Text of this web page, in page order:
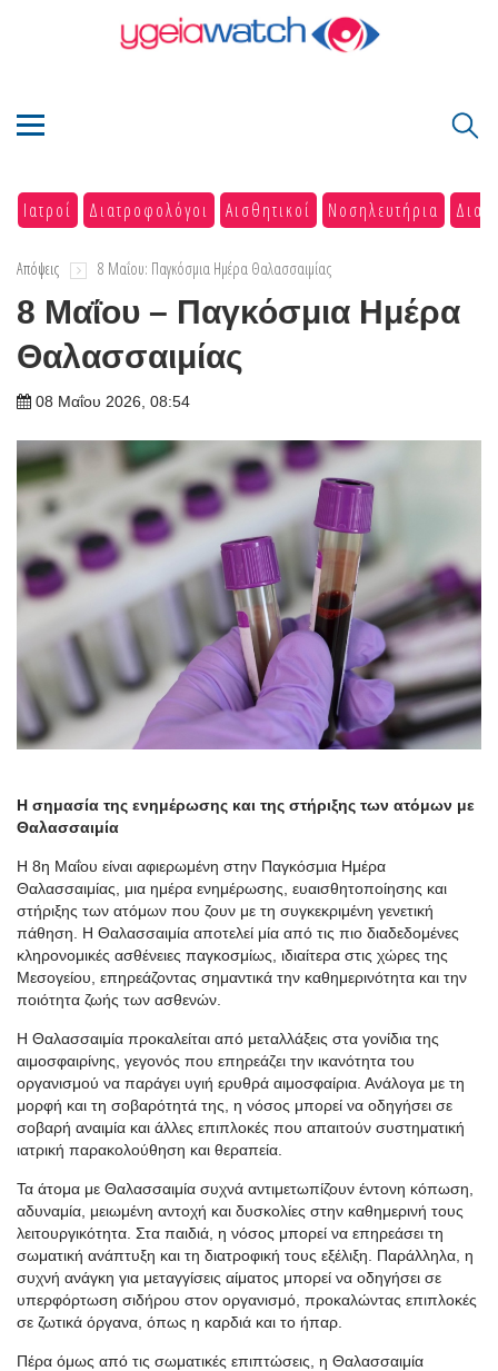
Ιατροί Διατροφολόγοι Αισθητικοί Νοσηλευτήρια
Απόψεις 8 Μαΐου: Παγκόσμια Ημέρα Θαλασσαιμίας
8 Μαΐου – Παγκόσμια Ημέρα
Θαλασσαιμίας
08 Μαΐου 2026, 08:54
Η σημασία της ενημέρωσης και της στήριξης των ατόμων με
Θαλασσαιμία
Η 8η Μαΐου είναι αφιερωμένη στην Παγκόσμια Ημέρα
Θαλασσαιμίας, μια ημέρα ενημέρωσης, ευαισθητοποίησης και
στήριξης των ατόμων που ζουν με τη συγκεκριμένη γενετική
πάθηση. Η Θαλασσαιμία αποτελεί μία από τις πιο διαδεδομένες
κληρονομικές ασθένειες παγκοσμίως, ιδιαίτερα στις χώρες της
Μεσογείου, επηρεάζοντας σημαντικά την καθημερινότητα και την
ποιότητα ζωής των ασθενών.
Η Θαλασσαιμία προκαλείται από μεταλλάξεις στα γονίδια της
αιμοσφαιρίνης, γεγονός που επηρεάζει την ικανότητα του
οργανισμού να παράγει υγιή ερυθρά αιμοσφαίρια. Ανάλογα με τη
μορφή και τη σοβαρότητά της, η νόσος μπορεί να οδηγήσει σε
σοβαρή αναιμία και άλλες επιπλοκές που απαιτούν συστηματική
ιατρική παρακολούθηση και θεραπεία.
Τα άτομα με Θαλασσαιμία συχνά αντιμετωπίζουν έντονη κόπωση,
αδυναμία, μειωμένη αντοχή και δυσκολίες στην καθημερινή τους
λειτουργικότητα. Στα παιδιά, η νόσος μπορεί να επηρεάσει τη
σωματική ανάπτυξη και τη διατροφική τους εξέλιξη. Παράλληλα, η
συχνή ανάγκη για μεταγγίσεις αίματος μπορεί να οδηγήσει σε
υπερφόρτωση σιδήρου στον οργανισμό, προκαλώντας επιπλοκές
σε ζωτικά όργανα, όπως η καρδιά και το ήπαρ.
Πέρα όμως από τις σωματικές επιπτώσεις, η Θαλασσαιμία